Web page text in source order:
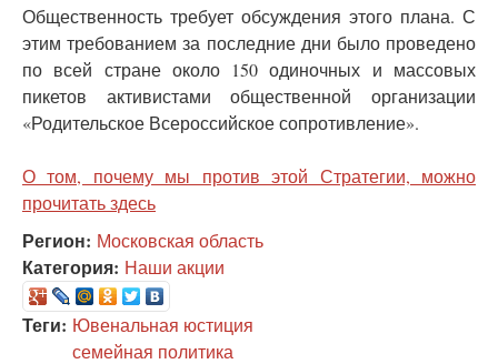
Общественность требует обсуждения этого плана. С
этим требованием за последние дни было проведено
по всей стране около 150 одиночных и массовых
пикетов активистами общественной организации
«Родительское Всероссийское сопротивление».
О том, почему мы против этой Стратегии, можно
прочитать здесь
Регион: Московская область
Категория: Наши акции
Теги: Ювенальная юстиция
семейная политика